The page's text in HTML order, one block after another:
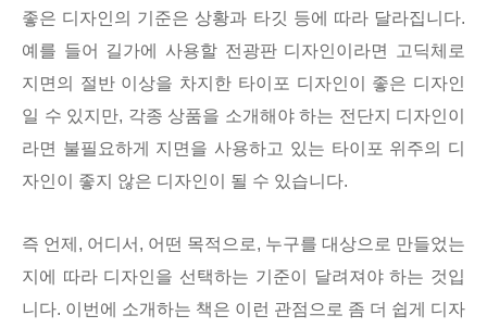
좋은 디자인의 기준은 상황과 타깃 등에 따라 달라집니다.
예를 들어 길가에 사용할 전광판 디자인이라면 고딕체로
지면의 절반 이상을 차지한 타이포 디자인이 좋은 디자인
일 수 있지만, 각종 상품을 소개해야 하는 전단지 디자인이
라면 불필요하게 지면을 사용하고 있는 타이포 위주의 디
자인이 좋지 않은 디자인이 될 수 있습니다.
즉 언제, 어디서, 어떤 목적으로, 누구를 대상으로 만들었는
지에 따라 디자인을 선택하는 기준이 달려져야 하는 것입
니다. 이번에 소개하는 책은 이런 관점으로 좀 더 쉽게 디자